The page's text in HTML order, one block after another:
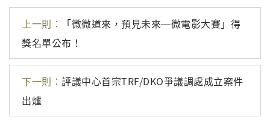
上一則：
「微微道來，預見未來─微電影大賽」得
獎名單公布！
下一則： 評議中心首宗TRF/DKO爭議調處成立案件
出爐